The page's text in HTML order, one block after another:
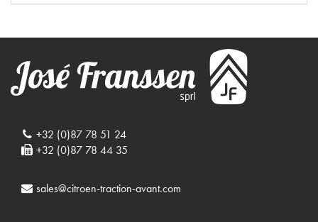
+32 (0)87 78 51 24
+32 (0)87 78 44 35
sales@citroen-traction-avant.com